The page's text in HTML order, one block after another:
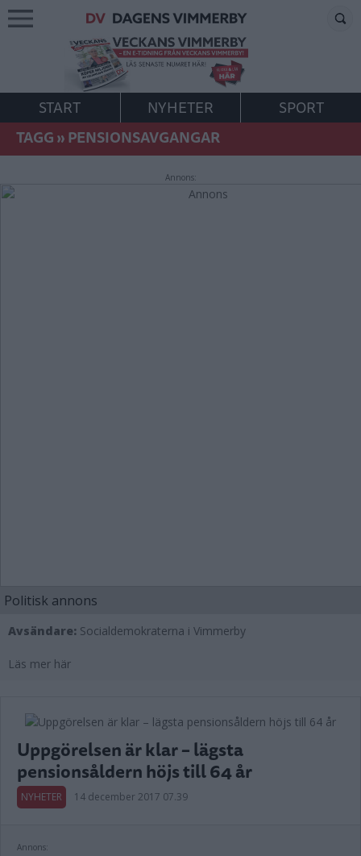
START NYHETER
SPORT
TAGG»PENSIONSAVGANGAR
Annons:
Politisk annons
Avsändare: Socialdemokraterna i Vimmerby
Läs mer här
Uppgörelsen är klar – lägsta
pensionsåldern höjs till 64 år
NYHETER 14 december 2017 07.39
Annons: